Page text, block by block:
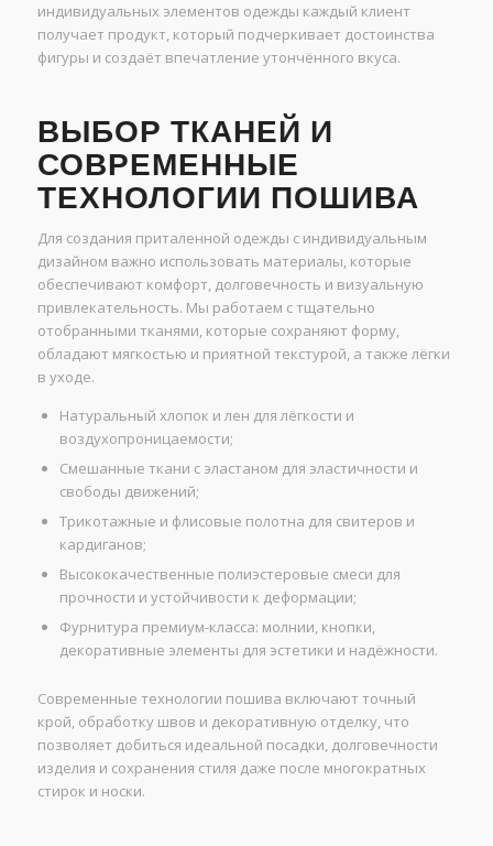
индивидуальных элементов одежды каждый клиент
получает продукт, который подчеркивает достоинства
фигуры и создаёт впечатление утончённого вкуса.
ВЫБОР ТКАНЕЙ И
СОВРЕМЕННЫЕ
ТЕХНОЛОГИИ ПОШИВА
Для создания приталенной одежды с индивидуальным
дизайном важно использовать материалы, которые
обеспечивают комфорт, долговечность и визуальную
привлекательность. Мы работаем с тщательно
отобранными тканями, которые сохраняют форму,
обладают мягкостью и приятной текстурой, а также лёгки
в уходе.
Натуральный хлопок и лен для лёгкости и
воздухопроницаемости;
Смешанные ткани с эластаном для эластичности и
свободы движений;
Трикотажные и флисовые полотна для свитеров и
кардиганов;
Высококачественные полиэстеровые смеси для
прочности и устойчивости к деформации;
Фурнитура премиум-класса: молнии, кнопки,
декоративные элементы для эстетики и надёжности.
Современные технологии пошива включают точный
крой, обработку швов и декоративную отделку, что
позволяет добиться идеальной посадки, долговечности
изделия и сохранения стиля даже после многократных
стирок и носки.